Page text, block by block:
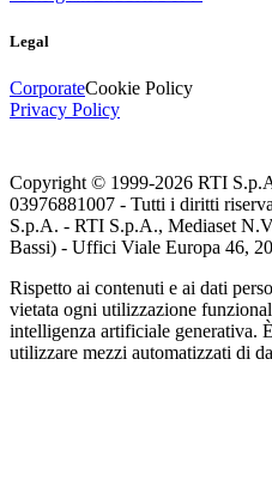
Legal
CorporateCookie Policy
Privacy Policy
Copyright © 1999-2026 RTI
03976881007 - Tutti i diritti
S.p.A. - RTI S.p.A., Mediaset
Bassi) - Uffici Viale Europa 46,
Rispetto ai contenuti e ai dati
vietata ogni utilizzazione
intelligenza artificiale generativa.
utilizzare mezzi automatizzati di